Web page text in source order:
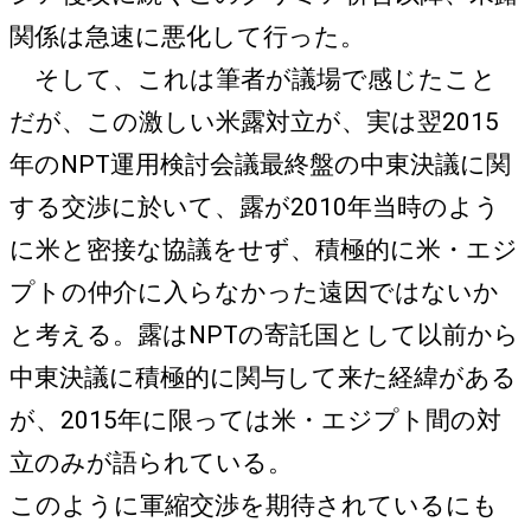
関係は急速に悪化して行った。
そして、これは筆者が議場で感じたこと
だが、この激しい米露対立が、実は翌2015
年のNPT運用検討会議最終盤の中東決議に関
する交渉に於いて、露が2010年当時のよう
に米と密接な協議をせず、積極的に米・エジ
プトの仲介に入らなかった遠因ではないか
と考える。露はNPTの寄託国として以前から
中東決議に積極的に関与して来た経緯がある
が、2015年に限っては米・エジプト間の対
立のみが語られている。
このように軍縮交渉を期待されているにも